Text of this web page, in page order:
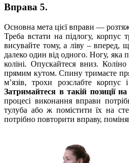
Вправа 5.
Основна мета цієї вправи —
Треба встати на підлогу,
висувайте тому, а ліву – вперед,
далеко один від одного. Ногу, яка
коліні. Опускайтеся вниз.
прямим кутом. Спину тримаєте
м’язів, трохи розслабте корпус
Затримайтеся в такій позиції
процесі виконання вправи
тулуба або ж помістити їх на
потрібно повторити вправу,